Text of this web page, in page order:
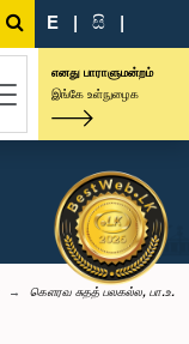
E | සි |
எனது பாராளுமன்றம்
இங்கே உள்நுழைக
கௌரவ சுதத் பலகல்ல, பா.உ.